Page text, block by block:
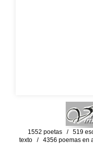
1552 poetas / 519
texto / 4356 poemas en